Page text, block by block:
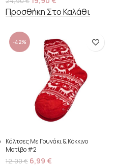
Προσθήκη Στο Καλάθι
-42%
Κάλτσες Με Γουνάκι & Κόκκινο
Μοτίβο #2
12,00€ 6,99 €